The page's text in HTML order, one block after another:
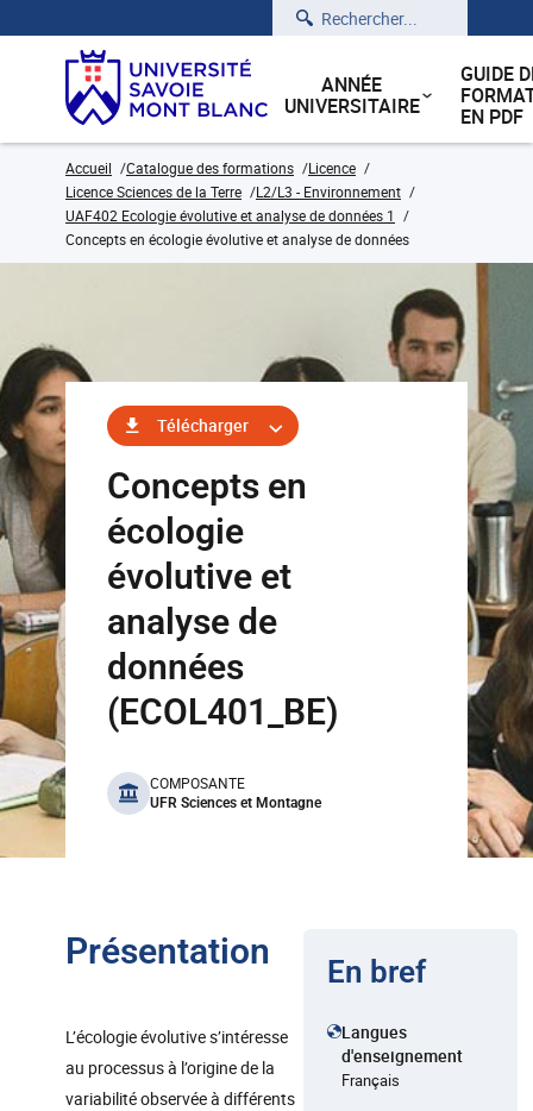
Rechercher
ANNÉE
UNIVERSITAIRE
GUIDE
EN PDF
Accueil Catalogue des formations
Licence
Licence Sciences de la Terre
L2/L3 - Environnement
UAF402 Ecologie évolutive et analyse de données 1
Concepts en écologie évolutive et analyse de données
Télécharger
Concepts en
écologie
évolutive et
analyse de
données
(ECOL401_BE)
benefits
COMPOSANTE
UFR Sciences et Montagne
Présentation
L’écologie évolutive s’intéresse
au processus à l’origine de la
variabilité observée à différents
En bref
Langues
d'enseignement
Français